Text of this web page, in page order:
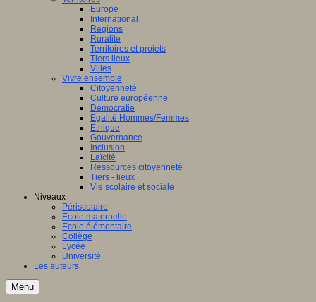
Europe
International
Régions
Ruralité
Territoires et projets
Tiers lieux
Villes
Vivre ensemble
Citoyenneté
Culture européenne
Démocratie
Egalité Hommes/Femmes
Ethique
Gouvernance
Inclusion
Laïcité
Ressources citoyenneté
Tiers - lieux
Vie scolaire et sociale
Niveaux
Périscolaire
Ecole maternelle
Ecole élémentaire
Collège
Lycée
Université
Les auteurs
Menu